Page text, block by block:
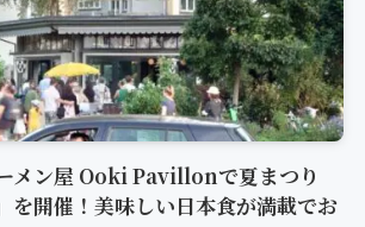
ン屋 Ooki Pavillonで夏まつり
を開催！美味しい日本食が満載でお